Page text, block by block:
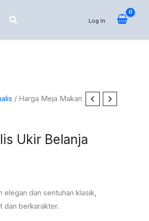
Log In
/ Harga Meja Makan
Ukir Belanja
dan sentuhan klasik,
dan berkarakter.